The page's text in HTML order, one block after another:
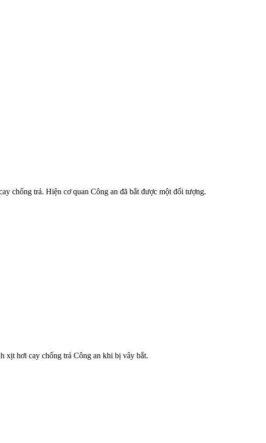
chống trả. Hiện cơ quan Công an đã bắt được một đối tượng.
xịt hơi cay chống trả Công an khi bị vây bắt.